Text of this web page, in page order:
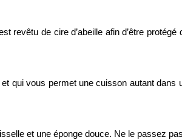
revêtu de cire d’abeille afin d’être
qui vous permet une cuisson autant
et une éponge douce. Ne le passez